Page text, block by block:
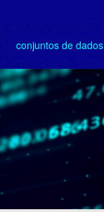
conjuntos de dados